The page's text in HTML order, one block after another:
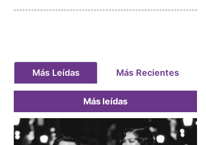
Más Leídas Más Recientes
Más leídas